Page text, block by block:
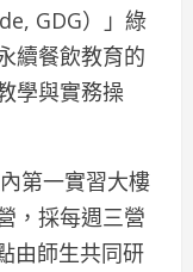
GDG）」綠
續餐飲教育的
學與實務操
第一實習大樓
，採每週三營
由師生共同研